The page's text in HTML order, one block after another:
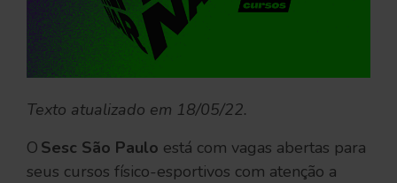
Texto atualizado em 18/05/22.
O Sesc São Paulo está com vagas abertas para
seus cursos físico-esportivos com atenção a